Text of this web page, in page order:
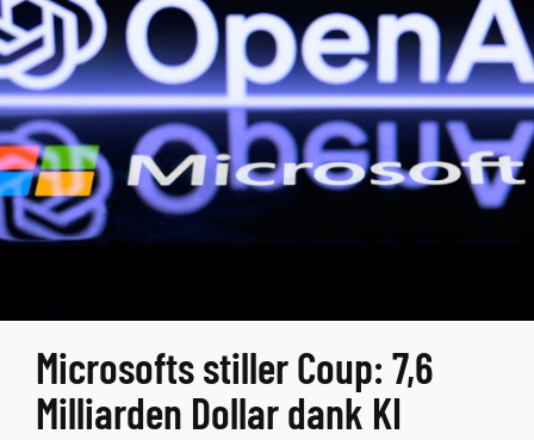
Microsofts stiller Coup: 7,6
Milliarden Dollar dank KI